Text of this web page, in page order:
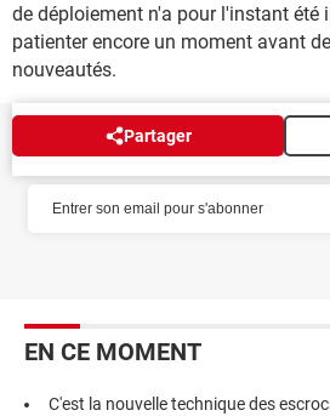
de déploiement n'a pour l'instant été
patienter encore un moment avant
nouveautés.
Partager
NEWSLETTER
EN CE MOMENT
C'est la nouvelle technique des